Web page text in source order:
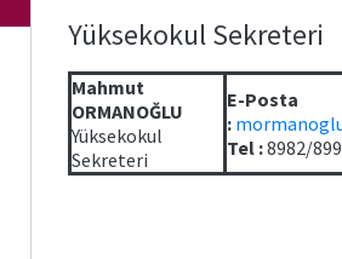
Yüksekokul Sekreteri
Mahmut
ORMANOĞLU
Yüksekokul
Sekreteri
E-Posta
:
Tel :8982/